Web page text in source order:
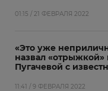
01:15 / 21 ФЕВРАЛЯ 2022
«Это уже
назвал «отрыжкой»
Пугачевой с
11:41 / 9 ФЕВРАЛЯ 2022